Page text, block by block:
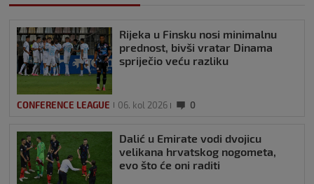
Rijeka u Finsku nosi minimalnu
prednost, bivši vratar Dinama
spriječio veću razliku
CONFERENCE LEAGUE 06. kol 2026 0
Dalić u Emirate vodi dvojicu
velikana hrvatskog nogometa,
evo što će oni raditi